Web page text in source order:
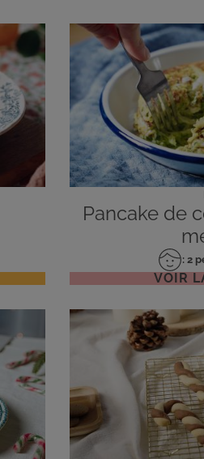
Pancake de
Nombre
de
: 2
VOIR